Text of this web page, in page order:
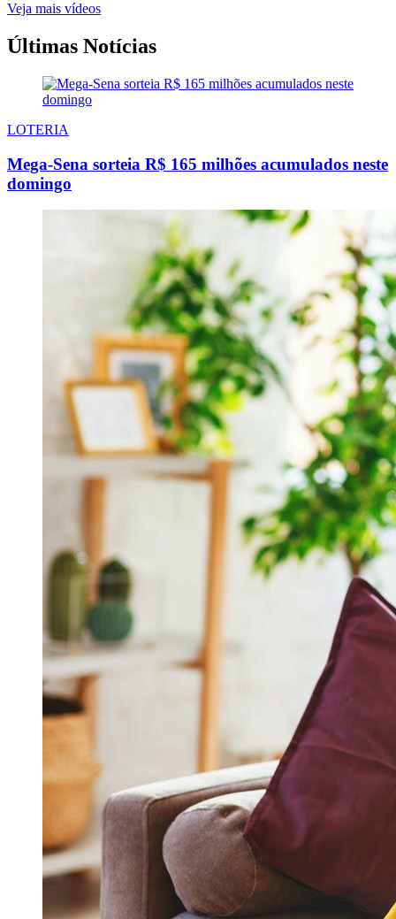
Veja mais vídeos
Últimas Notícias
LOTERIA
Mega-Sena sorteia R$ 165 milhões acumulados neste
domingo